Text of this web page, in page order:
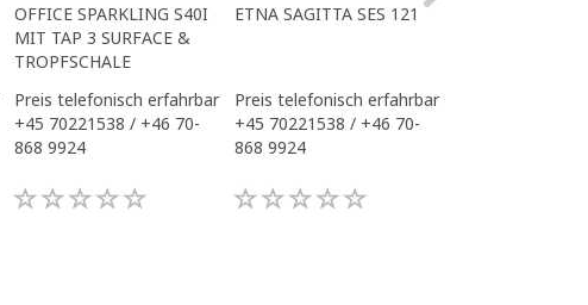
OFFICE SPARKLING S40I
MIT TAP 3 SURFACE &
TROPFSCHALE
Preis telefonisch erfahrbar
+45 70221538 / +46 70-
868 9924
ETNA SAGITTA SES 121
Preis telefonisch erfahrbar
+45 70221538 / +46 70-
868 9924